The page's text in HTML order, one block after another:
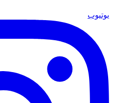
يوتيوب